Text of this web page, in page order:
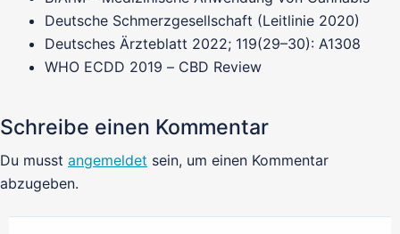
Deutsche Schmerzgesellschaft (Leitlinie 2020)
Deutsches Ärzteblatt 2022; 119(29–30): A1308
WHO ECDD 2019 – CBD Review
Schreibe einen Kommentar
Du musst angemeldet sein, um einen Kommentar
abzugeben.